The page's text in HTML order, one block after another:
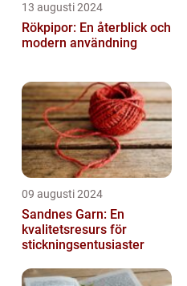
13 augusti 2024
Rökpipor: En återblick och
modern användning
09 augusti 2024
Sandnes Garn: En
kvalitetsresurs för
stickningsentusiaster